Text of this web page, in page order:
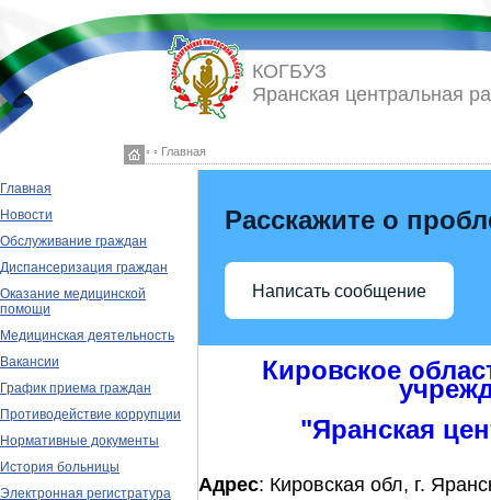
◦ ◦ Главная
КОГБУЗ
Яранская центральная
Главная
Новости
Обслуживание граждан
Диспансеризация граждан
Оказание медицинской
помощи
Медицинская деятельность
Вакансии
График приема граждан
Противодействие коррупции
Нормативные документы
История больницы
Электронная регистратура
Расскажите о
Написать сообщение
Кировское
"Яранская
Адрес: Кировская обл, г.